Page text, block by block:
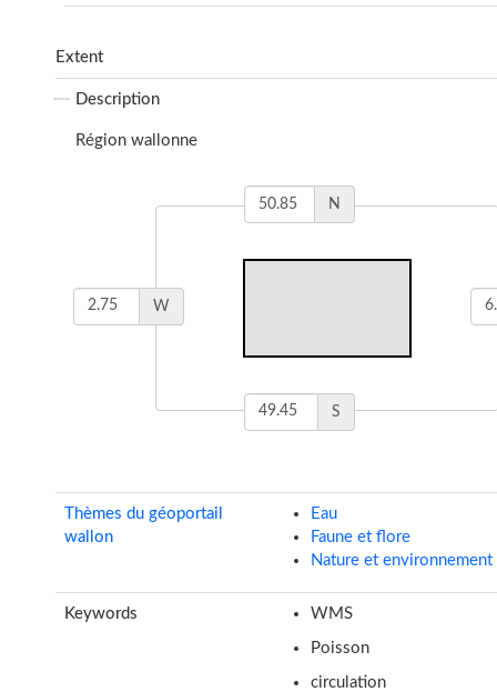
Extent
Description
Région wallonne
N
S
W
Thèmes du géoportail
wallon
Eau
Faune et flore
Nature et environnement
Keywords WMS
Poisson
circulation